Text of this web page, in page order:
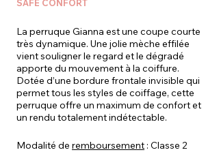
SAFE CONFORT
La perruque Gianna est une coupe courte
très dynamique. Une jolie mèche effilée
vient souligner le regard et le dégradé
apporte du mouvement à la coiffure.
Dotée d’une bordure frontale invisible qui
permet tous les styles de coiffage, cette
perruque offre un maximum de confort et
un rendu totalement indétectable.
Modalité de remboursement : Classe 2